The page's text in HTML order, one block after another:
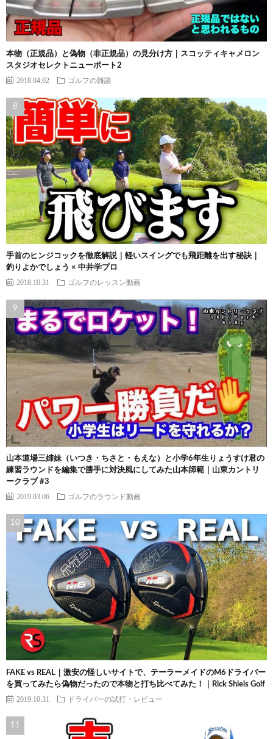
本物（正規品）と偽物（非正規品）の見分け方｜スコッティキャメロン
スタジオセレクトニューポート2
2018.04.02 ゴルフの雑談
手首のヒンジコックを徹底解説｜軽いスイングでも飛距離を出す秘訣｜
釣りよかでしょう × 中井学プロ
2018.10.31 ゴルフのレッスン動画
山本道場三姉妹（いつき・ちさと・もえな）と小学6年生りょうすけ君の
練習ラウンドを編集で勝手に対決風にしてみた山本師範｜山東カントリ
ークラブ #3
2019.03.06 ゴルフのラウンド動画
FAKE vs REAL｜激安の怪しいサイトで、テーラーメイドのM6ドライバー
を買ってみたら偽物だったので本物と打ち比べてみた！｜Rick Shiels Golf
2019.10.31 ドライバーの試打・レビュー